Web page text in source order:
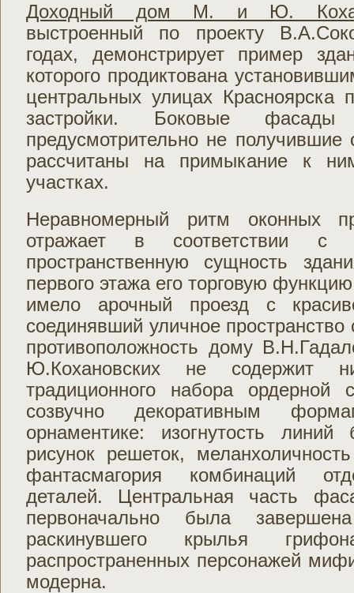
Доходный дом М. и Ю.
выстроенный по проекту
годах, демонстрирует пример
которого продиктована
центральных улицах Красноярска
застройки. Боковые фасады
предусмотрительно не
рассчитаны на примыкание к
участках.
Неравномерный ритм оконных
отражает в соответствии с
пространственную сущность
первого этажа его торговую
имело арочный проезд с
соединявший уличное
противоположность дому
Ю.Кохановских не содержит
традиционного набора ордерной
созвучно декоративным
орнаментике: изогнутость линий
рисунок решеток,
фантасмагория комбинаций
деталей. Центральная часть
первоначально была
раскинувшего крылья
распространенных персонажей
модерна.